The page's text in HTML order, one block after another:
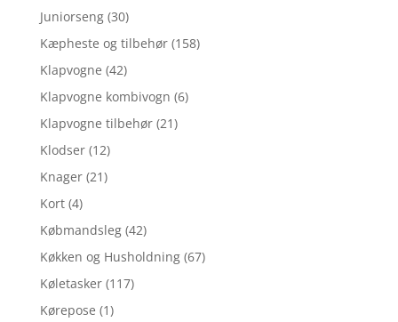
Juniorseng (30)
Kæpheste og tilbehør (158)
Klapvogne (42)
Klapvogne kombivogn (6)
Klapvogne tilbehør (21)
Klodser (12)
Knager (21)
Kort (4)
Købmandsleg (42)
Køkken og Husholdning (67)
Køletasker (117)
Kørepose (1)